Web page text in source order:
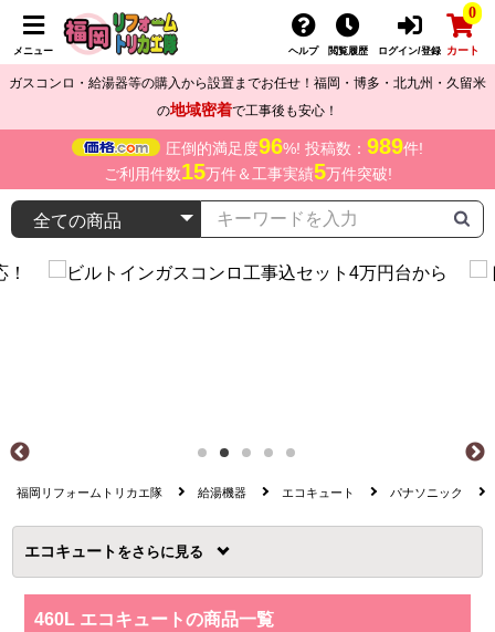
メニュー ヘルプ 閲覧履歴 ログイン/登録
0
カート
ガスコンロ・給湯器等の購入から設置までお任せ！福岡・博多・北九州・久留米
の地域密着で工事後も安心！
圧倒的満足度96%! 投稿数： 989件!
ご利用件数15万件＆工事実績5万件突破!
福岡リフォームトリカエ隊 給湯機器 エコキュート パナソニック
エコキュート を
460L エコキュートの商品一覧